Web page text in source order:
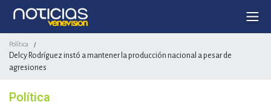
Política /
Delcy Rodríguez instó a mantener la producción nacional a pesar de
agresiones
Política